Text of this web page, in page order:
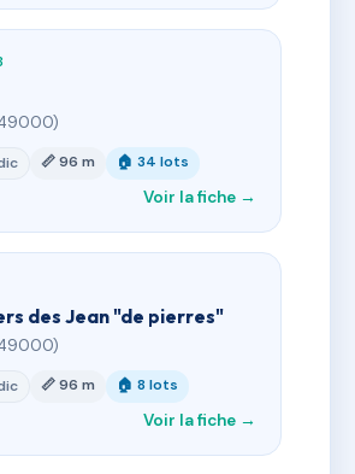
📏 96 m 🏠 34 lots
Voir la fiche →
des Jean "de pierres"
📏 96 m 🏠 8 lots
Voir la fiche →